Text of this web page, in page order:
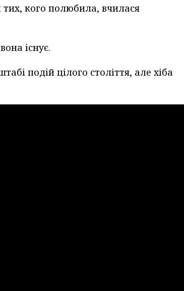
тих, кого полюбила, вчилася
існує.
подій цілого століття, але хіба